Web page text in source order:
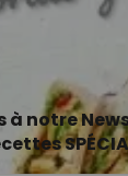
notre